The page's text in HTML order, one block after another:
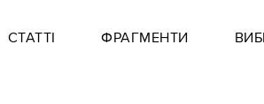
СТАТТІ ФРАГМЕНТИ